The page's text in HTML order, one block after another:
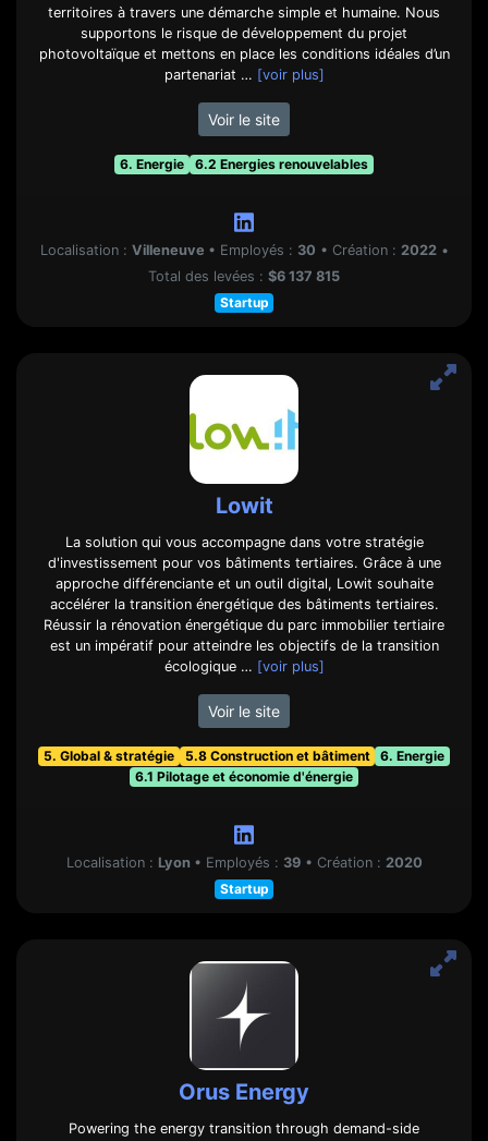
territoires à travers une démarche simple et humaine. Nous
supportons le risque de développement du projet
photovoltaïque et mettons en place les conditions idéales d’un
partenariat … [voir plus]
Voir le site
6. Energie 6.2 Energies renouvelables
Localisation : Villeneuve • Employés : 30 • Création : 2022 •
Total des levées : $6 137 815
Startup
Lowit
La solution qui vous accompagne dans votre stratégie
d'investissement pour vos bâtiments tertiaires. Grâce à une
approche différenciante et un outil digital, Lowit souhaite
accélérer la transition énergétique des bâtiments tertiaires.
Réussir la rénovation énergétique du parc immobilier tertiaire
est un impératif pour atteindre les objectifs de la transition
écologique … [voir plus]
Voir le site
5. Global & stratégie 5.8 Construction et bâtiment
6. Energie
6.1 Pilotage et économie d'énergie
Localisation : Lyon • Employés : 39 • Création : 2020
Startup
Orus Energy
Powering the energy transition through demand-side